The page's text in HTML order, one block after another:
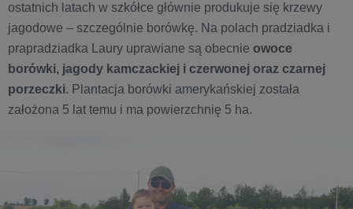
ostatnich latach w szkółce głównie produkuje się krzewy
jagodowe – szczególnie borówkę. Na polach pradziadka i
prapradziadka Laury uprawiane są obecnie owoce
borówki, jagody kamczackiej i czerwonej oraz czarnej
porzeczki. Plantacja borówki amerykańskiej została
założona 5 lat temu i ma powierzchnię 5 ha.